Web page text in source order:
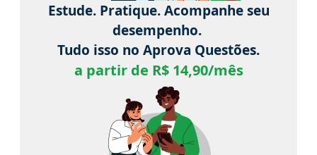
Estude. Pratique. Acompanhe seu
desempenho.
Tudo isso no Aprova Questões.
a partir de R$ 14,90/mês